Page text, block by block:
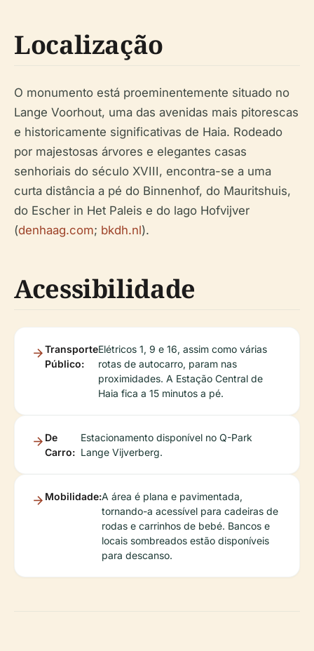
Localização
O monumento está proeminentemente situado no
Lange Voorhout, uma das avenidas mais pitorescas
e historicamente significativas de Haia. Rodeado
por majestosas árvores e elegantes casas
senhoriais do século XVIII, encontra-se a uma
curta distância a pé do Binnenhof, do Mauritshuis,
do Escher in Het Paleis e do lago Hofvijver
(denhaag.com; bkdh.nl).
Acessibilidade
Transporte
Público:
Elétricos 1, 9 e 16, assim como várias
rotas de autocarro, param nas
proximidades. A Estação Central de
Haia fica a 15 minutos a pé.
De
Carro:
Estacionamento disponível no Q-Park
Lange Vijverberg.
Mobilidade:A área é plana e pavimentada,
tornando-a acessível para cadeiras de
rodas e carrinhos de bebé. Bancos e
locais sombreados estão disponíveis
para descanso.